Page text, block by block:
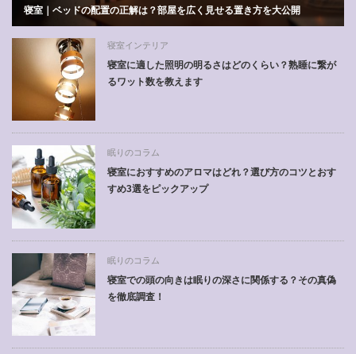
寝室｜ベッドの配置の正解は？部屋を広く見せる置き方を大公開
寝室インテリア
寝室に適した照明の明るさはどのくらい？熟睡に繋が
るワット数を教えます
眠りのコラム
寝室におすすめのアロマはどれ？選び方のコツとおす
すめ3選をピックアップ
眠りのコラム
寝室での頭の向きは眠りの深さに関係する？その真偽
を徹底調査！